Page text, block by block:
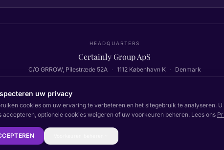
HEADQUARTERS
Certainly Group ApS
C/O GRROW, Pilestræde 52A · 1112 København K · Denmark
Terug naar boven
Documentatie
uw privacy
cookies om uw ervaring te verbeteren en het sitegebruik te analyseren.
accepteren, optionele cookies weigeren of uw voorkeuren beheren. Lees ons